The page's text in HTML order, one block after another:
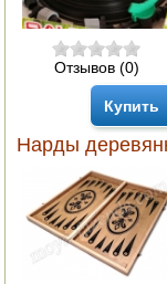
Отзывов (0)
Купить
Нарды